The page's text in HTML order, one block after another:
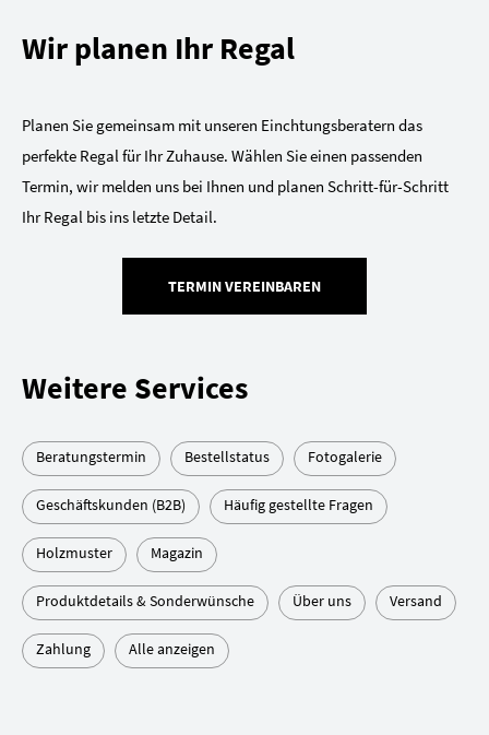
Wir planen Ihr Regal
Planen Sie gemeinsam mit unseren Einchtungsberatern das
perfekte Regal für Ihr Zuhause. Wählen Sie einen passenden
Termin, wir melden uns bei Ihnen und planen Schritt-für-Schritt
Ihr Regal bis ins letzte Detail.
TERMIN VEREINBAREN
Weitere Services
Beratungstermin Bestellstatus Fotogalerie
Geschäftskunden (B2B) Häufig gestellte Fragen
Holzmuster Magazin
Produktdetails & Sonderwünsche Über uns Versand
Zahlung Alle anzeigen